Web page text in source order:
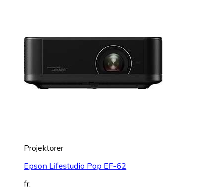
Projektorer
Epson Lifestudio Pop EF-62
fr.